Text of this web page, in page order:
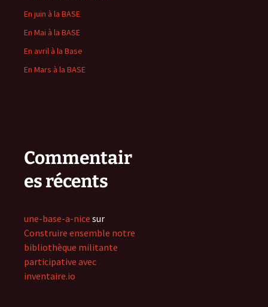
En juin à la BASE
En Mai à la BASE
En avril à la Base
En Mars à la BASE
Commentair
es récents
une-base-a-nice sur
Construire ensemble notre
bibliothèque militante
participative avec
inventaire.io